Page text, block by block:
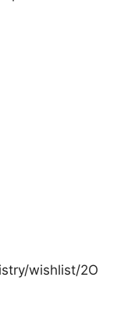
wishlist/2O